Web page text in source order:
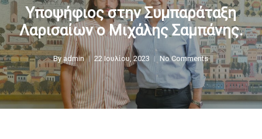
Υποψήφιος στην Συμπαράταξη
Λαρισαίων ο Μιχάλης Σαμπάνης.
By admin 22 Ιουλίου, 2023 No Comments